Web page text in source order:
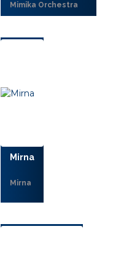
Mimika Orchestra
Mirna
Mirna